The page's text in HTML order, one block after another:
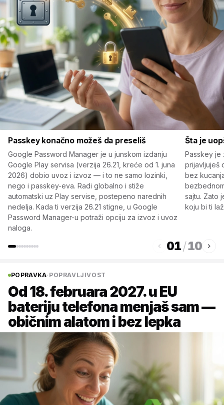
Passkey konačno možeš da preseliš
Google Password Manager je u junskom izdanju
Google Play servisa (verzija 26.21, kreće od 1. juna
2026) dobio uvoz i izvoz — i to ne samo lozinki,
nego i passkey-eva. Radi globalno i stiže
automatski uz Play servise, postepeno narednih
nedelja. Kada ti verzija 26.21 stigne, u Google
Password Manager-u potraži opciju za izvoz i uvoz
naloga.
Šta je
Passkey je
prijavljuješ
bez
sajtu. Zato
koju bi ti
01/10
POPRAVKA· POPRAVLJIVOST
Od 18. februara 2027. u EU
bateriju telefona menjaš sam —
običnim alatom i bez lepka